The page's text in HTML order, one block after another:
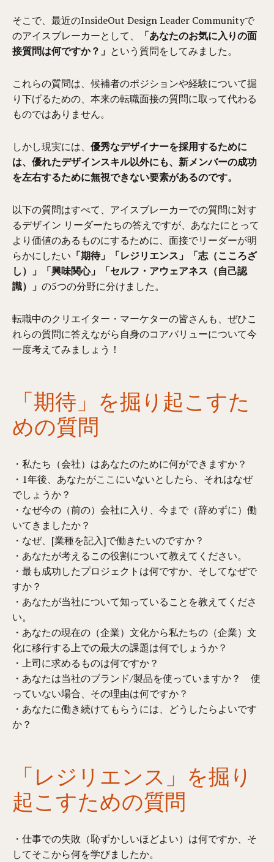
そこで、最近のInsideOut Design Leader Communityで
のアイスブレーカーとして、
「あなたのお気に入りの面
接質問は何ですか？」 という質問をしてみました。
これらの質問は、候補者のポジションや経験について掘
り下げるための、本来の転職面接の質問に取って代わる
ものではありません。
しかし現実には、優秀なデザイナーを採用するために
は、優れたデザインスキル以外にも、新メンバーの成功
を左右するために無視できない要素があるのです。
以下の質問はすべて、アイスブレーカーでの質問に対す
るデザイン リーダーたちの答えですが、あなたにとって
より価値のあるものにするために、面接でリーダーが明
らかにしたい 「期待」「レジリエンス」「志（こころざ
し）」「興味関心」「セルフ・アウェアネス（自己認
識）」の5つの分野に分けました。
転職中のクリエイター・マーケターの皆さんも、ぜひこ
れらの質問に答えながら自身のコアバリューについて今
一度考えてみましょう！
「期待」を掘り起こすた
めの質問
・私たち（会社）はあなたのために何ができますか？
・1年後、あなたがここにいないとしたら、それはなぜ
でしょうか？
・なぜ今の（前の）会社に入り、今まで（辞めずに）働
いてきましたか？
・なぜ、[業種を記入]で働きたいのですか？
・あなたが考えるこの役割について教えてください。
・最も成功したプロジェクトは何ですか、そしてなぜで
すか？
・あなたが当社について知っていることを教えてくださ
い。
・あなたの現在の（企業）文化から私たちの（企業）文
化に移行する上での最大の課題は何でしょうか？
・上司に求めるものは何ですか？
・あなたは当社のブランド/製品を使っていますか？ 使
っていない場合、その理由は何ですか？
・あなたに働き続けてもらうには、どうしたらよいです
か？
「レジリエンス」を掘り
起こすための質問
・仕事での失敗（恥ずかしいほどよい）は何ですか、そ
してそこから何を学びましたか。